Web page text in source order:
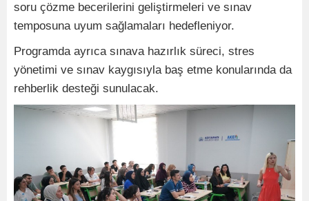
soru çözme becerilerini geliştirmeleri ve sınav
temposuna uyum sağlamaları hedefleniyor.
Programda ayrıca sınava hazırlık süreci, stres
yönetimi ve sınav kaygısıyla baş etme konularında da
rehberlik desteği sunulacak.